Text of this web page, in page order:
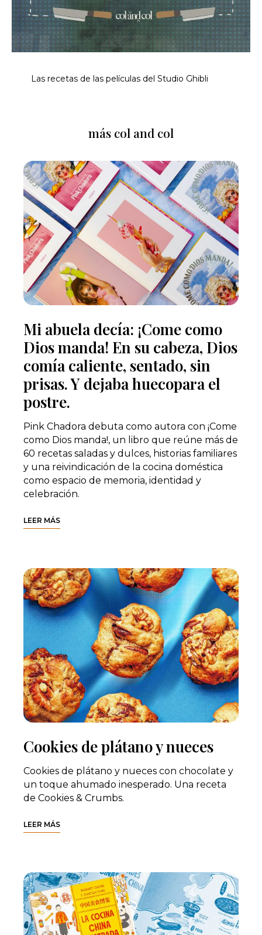
Las recetas de las películas del Studio Ghibli
más col and col
Mi abuela decía: ¡Come como
Dios manda! En su cabeza, Dios
comía caliente, sentado, sin
prisas. Y dejaba huecopara el
postre.
Pink Chadora debuta como autora con ¡Come
como Dios manda!, un libro que reúne más de
60 recetas saladas y dulces, historias familiares
y una reivindicación de la cocina doméstica
como espacio de memoria, identidad y
celebración.
LEER MÁS
Cookies de plátano y nueces
Cookies de plátano y nueces con chocolate y
un toque ahumado inesperado. Una receta
de Cookies & Crumbs.
LEER MÁS